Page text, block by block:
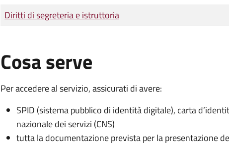
Tipo di pagamento
Importo
Diritti di segreteria e istruttoria
Cosa serve
Per accedere al servizio, assicurati di avere:
SPID (sistema pubblico di identità digitale), carta
nazionale dei servizi (CNS)
tutta la documentazione prevista per la presentazione